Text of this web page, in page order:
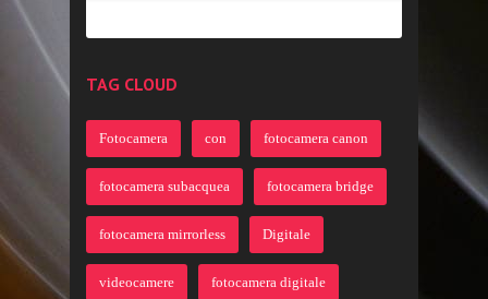
TAG CLOUD
Fotocamera con fotocamera canon
fotocamera subacquea fotocamera bridge
fotocamera mirrorless Digitale
videocamere fotocamera digitale